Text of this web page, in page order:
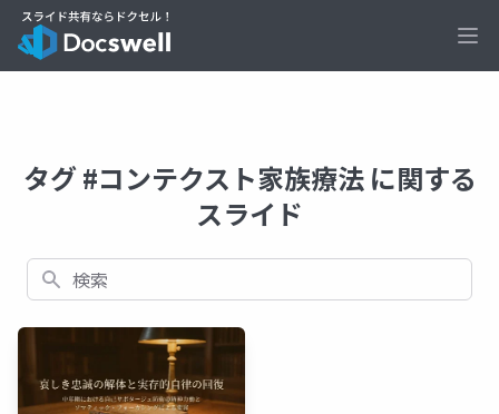
タグ #コンテクスト家族療法 に関する
スライド
検索